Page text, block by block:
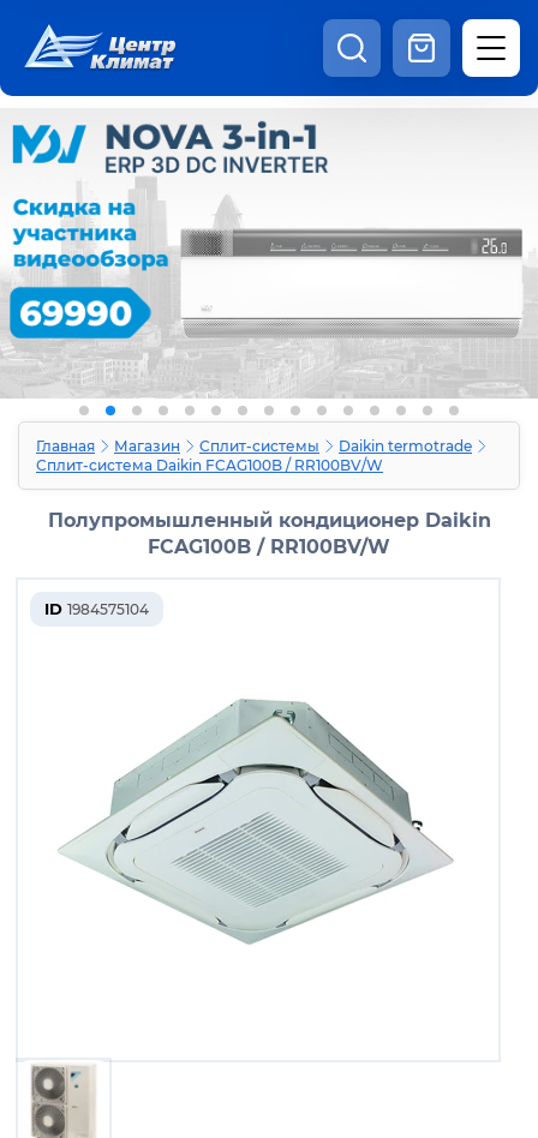
Каталог
Статьи
Наши работы Отзывы
Доставка и оплата Оферта
Контакты
8:00 - 20:00 Шоурум
Главная Магазин Сплит-системы
Daikin termotrade
Сплит-система Daikin FCAG100B / RR100BV/W
Полупромышленный кондиционер Daikin
FCAG100B / RR100BV/W
ID 1984575104